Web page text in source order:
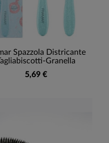
Spazzola Districante
Granella
5,69 €